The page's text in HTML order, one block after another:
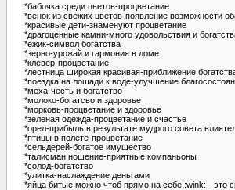
*бабочка среди цветов-процветание
*венок из свежих цветов-появление возможности
*красивые дети-знаменуют процветание
*драгоценные камни-много удовольствия и
*ежик-символ богатства
*зерно-урожай и гармония в доме
*клевер-процветание
*лестница широкая красивая-приближение
*поездка на лошади к воде-улучшение
*меха-честь и богатство
*молоко-богатсво и здоровье
*морковь-процветание и здоровье
*зеленая одежда-процветание и счастье
*орел-прибыль в результате мудрого совета
*птицы в полете-процветание
*сельдерей-богатое имущество
*талисман ношение-приятные компаньоны
*солод-богатство
*улитка-наслаждение деньгами
*яйца битые можно чтоб прямо на себе :wink: - это